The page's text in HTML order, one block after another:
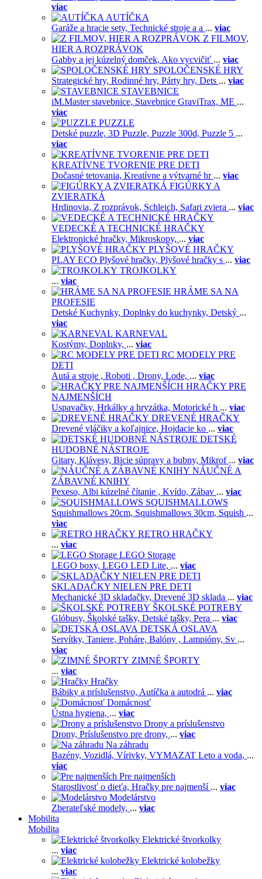
viac
AUTÍČKA
Garáže a hracie sety, Technické stroje a a ... viac
Z FILMOV,
HIER A ROZPRÁVOK
Gabby a jej kúzelný domček, Ako vycvičiť ... viac
SPOLOČENSKÉ HRY
Strategické hry, Rodinné hry, Párty hry, Dets ... viac
STAVEBNICE
iM.Master stavebnice, Stavebnice GraviTrax, ME ...
viac
PUZZLE
Detské puzzle, 3D Puzzle, Puzzle 300d, Puzzle 5 ...
viac
KREATÍVNE TVORENIE PRE DETI
Dočasné tetovania, Kreatívne a výtvarné hr ... viac
FIGÚRKY A
ZVIERATKÁ
Hrdinovia, Z rozprávok, Schleich, Safari zviera ... viac
VEDECKÉ A TECHNICKÉ HRAČKY
Elektronické hračky, Mikroskopy, ... viac
PLYŠOVÉ HRAČKY
PLAY ECO Plyšové hračky, Plyšové hračky s ... viac
TROJKOLKY
... viac
HRÁME SA NA
PROFESIE
Detské Kuchynky, Doplnky do kuchynky, Detský ...
viac
KARNEVAL
Kostýmy, Doplnky, ... viac
RC MODELY PRE
DETI
Autá a stroje , Roboti , Drony, Lode, ... viac
HRAČKY PRE
NAJMENŠÍCH
Uspavačky, Hrkálky a hryzátka, Motorické h ... viac
DREVENÉ HRAČKY
Drevené vláčiky a koľajnice, Hojdacie ko ... viac
DETSKÉ
HUDOBNÉ NÁSTROJE
Gitary, Klávesy, Bicie súpravy a bubny, Mikrof ... viac
NÁUČNÉ A
ZÁBAVNÉ KNIHY
Pexeso, Albi kúzelné čítanie , Kvído, Zábav ... viac
SQUISHMALLOWS
Squishmallows 20cm, Squishmallows 30cm, Squish ...
viac
RETRO HRAČKY
... viac
LEGO Storage
LEGO boxy, LEGO LED Lite, ... viac
SKLADAČKY NIELEN PRE DETI
Mechanické 3D skladačky, Drevené 3D sklada ... viac
ŠKOLSKÉ POTREBY
Glóbusy, Školské tašky, Detské tašky, Pera ... viac
DETSKÁ OSLAVA
Servítky, Taniere, Poháre, Balóny , Lampióny, Sv ...
viac
ZIMNÉ ŠPORTY
... viac
Hračky
Bábiky a príslušenstvo, Autíčka a autodrá ... viac
Domácnosť
Ústna hygiena, ... viac
Drony a príslušenstvo
Drony, Príslušenstvo pre drony, ... viac
Na záhradu
Bazény, Vozidlá, Vírivky, VYMAZAT Leto a voda, ...
viac
Pre najmenších
Starostlivosť o dieťa, Hračky pre najmenší ... viac
Modelárstvo
Zberateľské modely, ... viac
Mobilita
Mobilita
Elektrické štvorkolky
... viac
Elektrické kolobežky
... viac